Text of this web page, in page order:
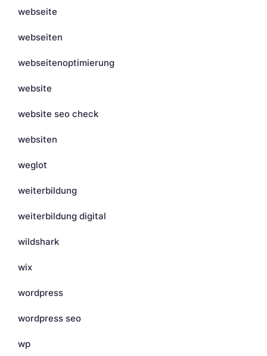
webseite
webseiten
webseitenoptimierung
website
website seo check
websiten
weglot
weiterbildung
weiterbildung digital
wildshark
wix
wordpress
wordpress seo
wp